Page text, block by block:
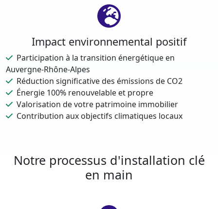
Impact environnemental positif
Participation à la transition énergétique en
Auvergne-Rhône-Alpes
Réduction significative des émissions de CO2
Énergie 100% renouvelable et propre
Valorisation de votre patrimoine immobilier
Contribution aux objectifs climatiques locaux
Notre processus d'installation clé
en main